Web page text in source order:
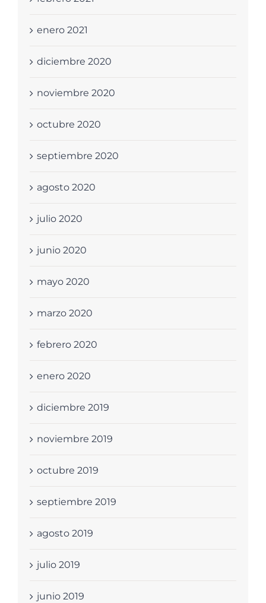
enero 2021
diciembre 2020
noviembre 2020
octubre 2020
septiembre 2020
agosto 2020
julio 2020
junio 2020
mayo 2020
marzo 2020
febrero 2020
enero 2020
diciembre 2019
noviembre 2019
octubre 2019
septiembre 2019
agosto 2019
julio 2019
junio 2019